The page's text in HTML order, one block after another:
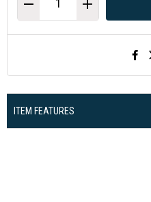
ITEM FEATURES